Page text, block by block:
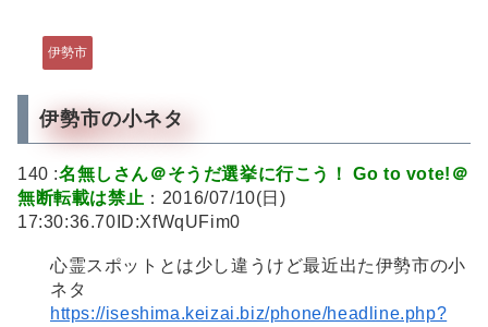
伊勢市
伊勢市の小ネタ
140 :名無しさん＠そうだ選挙に行こう！ Go to vote!＠
無断転載は禁止 ：2016/07/10(日)
17:30:36.70ID:XfWqUFim0
心霊スポットとは少し違うけど最近出た伊勢市の小
ネタ
https://iseshima.keizai.biz/phone/headline.php?